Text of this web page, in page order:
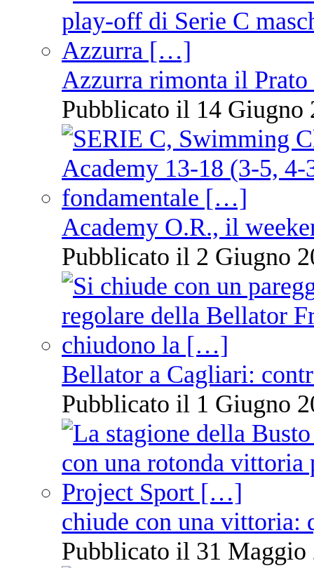
Azzurra rimonta il Prato
Pubblicato il 14 Giugno
Academy O.R., il
Pubblicato il 2 Giugno
Bellator a Cagliari:
Pubblicato il 1 Giugno
chiude con una vittoria:
Pubblicato il 31 Maggio